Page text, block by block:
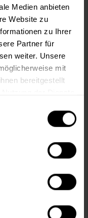
Medien anbieten
Website zu
zu Ihrer
Partner für
weiter. Unsere
mit
bereitgestellt
kaufen